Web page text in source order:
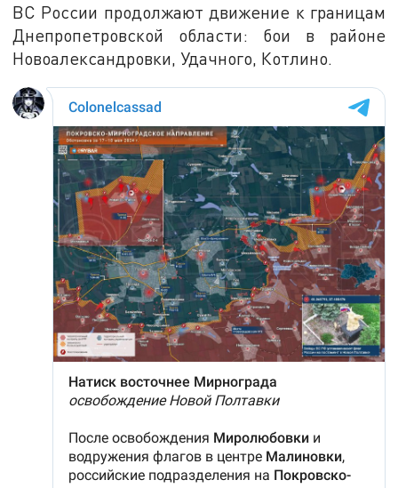
ВС России продолжают движение к границам
Днепропетровской области: бои в районе
Новоалександровки, Удачного, Котлино.